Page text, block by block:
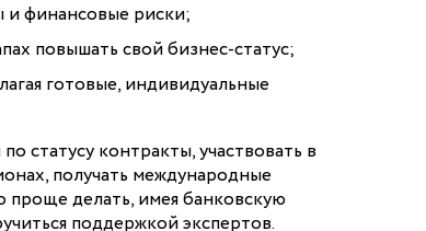
и финансовые риски;
повышать свой бизнес-статус;
готовые, индивидуальные
статусу контракты, участвовать в
получать международные
делать, имея банковскую
поддержкой экспертов.